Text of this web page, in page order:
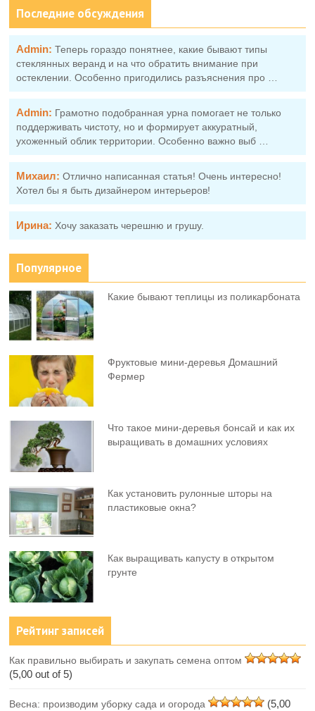
Последние обсуждения
Admin: Теперь гораздо понятнее, какие бывают типы
стеклянных веранд и на что обратить внимание при
остеклении. Особенно пригодились разъяснения про …
Admin: Грамотно подобранная урна помогает не только
поддерживать чистоту, но и формирует аккуратный,
ухоженный облик территории. Особенно важно выб …
Михаил: Отлично написанная статья! Очень интересно!
Хотел бы я быть дизайнером интерьеров!
Ирина: Хочу заказать черешню и грушу.
Популярное
Какие бывают теплицы из поликарбоната
Фруктовыe мини-деревья Домашний
Фермер
Что такое мини-деревья бонсай и как их
выращивать в домашних условиях
Как установить рулонные шторы на
пластиковые окна?
Как выращивать капусту в открытом
грунте
Рейтинг записей
Как правильно выбирать и закупать семена оптом
(5,00 out of 5)
Весна: производим уборку сада и огорода
(5,00